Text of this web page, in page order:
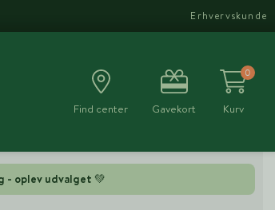
- oplev udvalget 💚
Erhvervskunde
Find center Gavekort
0
Kurv